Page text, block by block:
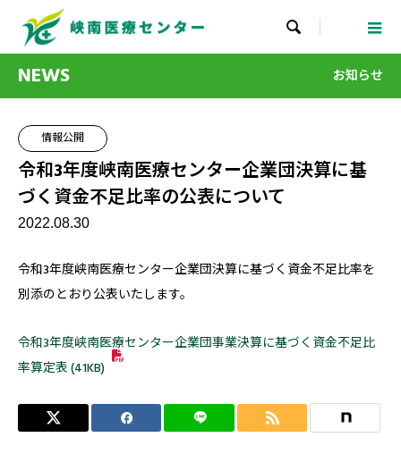

NEWS お知らせ
情報公開
令和3年度峡南医療センター企業団決算に基
づく資金不足比率の公表について
2022.08.30
令和3年度峡南医療センター企業団決算に基づく資金不足比率を
別添のとおり公表いたします。
令和3年度峡南医療センター企業団事業決算に基づく資金不足比
率算定表 (41KB)